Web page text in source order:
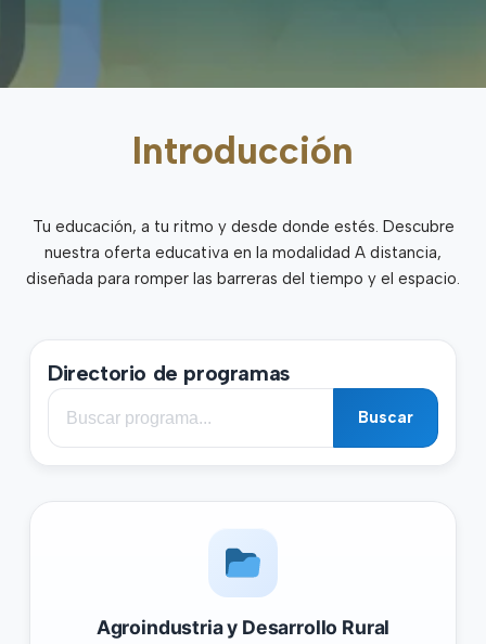
Introducción
Tu educación, a tu ritmo y desde donde estés. Descubre
nuestra oferta educativa en la modalidad A distancia,
diseñada para romper las barreras del tiempo y el espacio.
Directorio de programas
Buscar
Agroindustria y Desarrollo Rural